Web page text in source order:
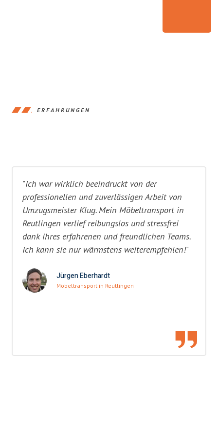
ERFAHRUNGEN
"Ich war wirklich beeindruckt von der
professionellen und zuverlässigen Arbeit von
Umzugsmeister Klug. Mein Möbeltransport in
Reutlingen verlief reibungslos und stressfrei
dank ihres erfahrenen und freundlichen Teams.
Ich kann sie nur wärmstens weiterempfehlen!"
Jürgen Eberhardt
Möbeltransport in Reutlingen